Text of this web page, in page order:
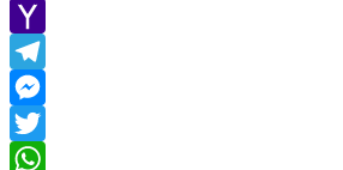
Gmail
Yahoo
Mail
Telegram
Messenger
Twitter